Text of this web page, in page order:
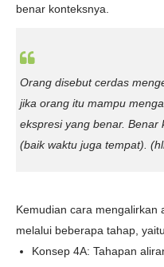
benar konteksnya.
Orang disebut cerdas
jika orang itu mampu
ekspresi yang benar. Benar
(baik waktu juga tempat).
Kemudian cara mengalirkan
melalui beberapa tahap,
Konsep 4A: Tahapan